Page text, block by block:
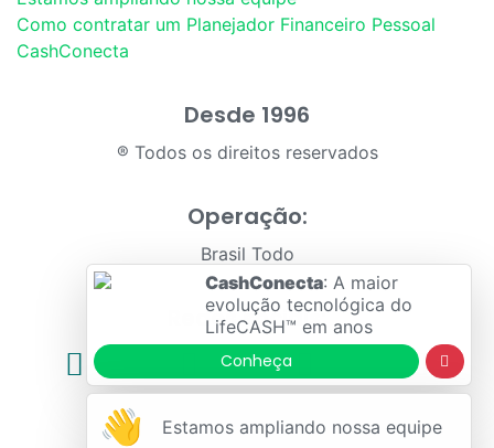
CashConecta: A maior
evolução tecnológica do
LifeCASH™ em anos
Conheça
👋 Estamos ampliando nossa equipe
Como contratar um Planejador Financeiro Pessoal
CashConecta
Desde 1996
® Todos os direitos reservados
Operação:
Brasil Todo
Redes sociais: